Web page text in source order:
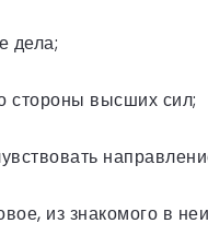
дела;
стороны высших сил;
из знакомого в